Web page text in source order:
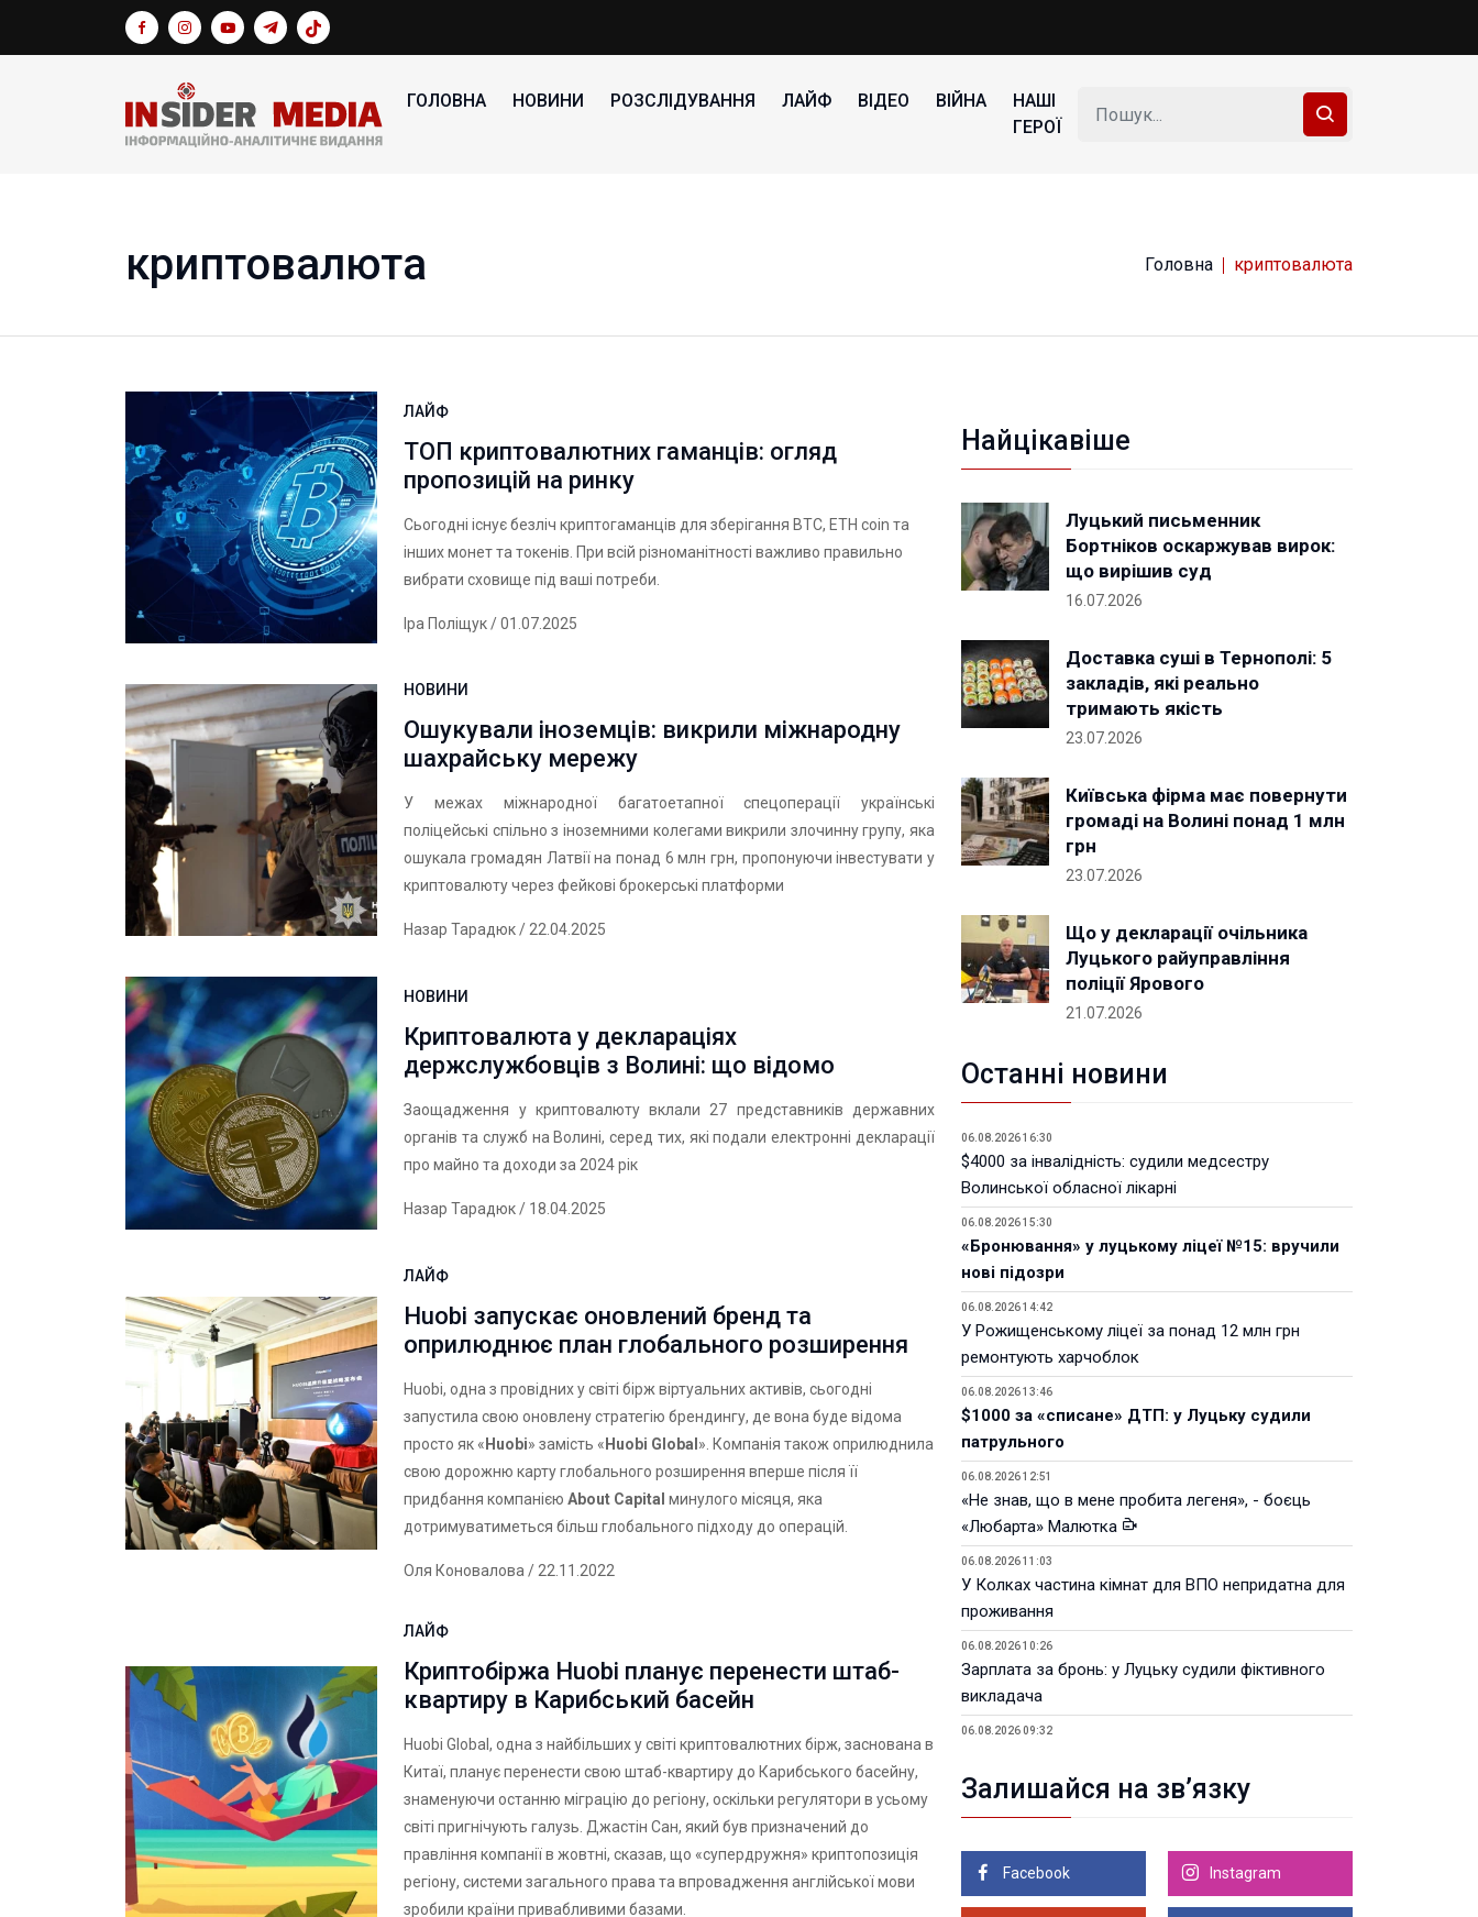
ГОЛОВНА НОВИНИ РОЗСЛІДУВАННЯ ЛАЙФ ВІДЕО ВІЙНА
НАШІ
ГЕРОЇ
криптовалюта Головна криптовалюта
ЛАЙФ
ТОП криптовалютних гаманців: огляд
пропозицій на ринку
Сьогодні існує безліч криптогаманців для зберігання BTC, ETH coin та
інших монет та токенів. При всій різноманітності важливо правильно
вибрати сховище під ваші потреби.
Іра Поліщук/ 01.07.2025
НОВИНИ
Ошукували іноземців: викрили міжнародну
шахрайську мережу
У межах міжнародної багатоетапної спецоперації українські
поліцейські спільно з іноземними колегами викрили злочинну групу, яка
ошукала громадян Латвії на понад 6 млн грн, пропонуючи інвестувати у
криптовалюту через фейкові брокерські платформи
Назар Тарадюк/ 22.04.2025
НОВИНИ
Криптовалюта у деклараціях
держслужбовців з Волині: що відомо
Заощадження у криптовалюту вклали 27 представників державних
органів та служб на Волині, серед тих, які подали електронні декларації
про майно та доходи за 2024 рік
Назар Тарадюк/ 18.04.2025
ЛАЙФ
Huobi запускає оновлений бренд та
оприлюднює план глобального розширення
Huobi, одна з провідних у світі бірж віртуальних активів, сьогодні
запустила свою оновлену стратегію брендингу, де вона буде відома
просто як « Huobi» замість « Huobi Global ». Компанія також оприлюднила
свою дорожню карту глобального розширення вперше після її
придбання компанієюAbout Capital минулого місяця, яка
дотримуватиметься більш глобального підходу до операцій.
Оля Коновалова / 22.11.2022
ЛАЙФ
Криптобіржа Huobi планує перенести штаб-
квартиру в Карибський басейн
Huobi Global, одна з найбільших у світі криптовалютних бірж, заснована в
Китаї, планує перенести свою штаб-квартиру до Карибського басейну,
знаменуючи останню міграцію до регіону, оскільки регулятори в усьому
світі пригнічують галузь. Джастін Сан, який був призначений до
правління компанії в жовтні, сказав, що «супердружня» криптопозиція
регіону, системи загального права та впровадження англійської мови
зробили країни привабливими базами.
Найцікавіше
Луцький письменник
Бортніков оскаржував вирок:
що вирішив суд
16.07.2026
Доставка суші в Тернополі: 5
закладів, які реально
тримають якість
23.07.2026
Київська фірма має повернути
громаді на Волині понад 1 млн
грн
23.07.2026
Що у декларації очільника
Луцького райуправління
поліції Ярового
21.07.2026
Останні новини
06.08.2026 16:30
$4000 за інвалідність: судили медсестру
Волинської обласної лікарні
06.08.2026 15:30
«Бронювання» у луцькому ліцеї №15: вручили
нові підозри
06.08.2026 14:42
У Рожищенському ліцеї за понад 12 млн грн
ремонтують харчоблок
06.08.2026 13:46
$1000 за «списане» ДТП: у Луцьку судили
патрульного
06.08.2026 12:51
«Не знав, що в мене пробита легеня», - боєць
«Любарта» Малютка
06.08.2026 11:03
У Колках частина кімнат для ВПО непридатна для
проживання
06.08.2026 10:26
Зарплата за бронь: у Луцьку судили фіктивного
викладача
06.08.2026 09:32
05.08.2026 21:18
Порівняння телеоб'єктивів Sigma Sports та Sony G-
05.08.2026 21:00
У Луцьку на 99,9% готовий новий Державний
Залишайся на зв’язку
Facebook Instagram